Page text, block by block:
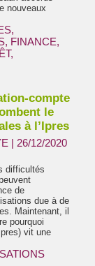
nouveaux
,
, FINANCE,
,
compte
le
à l’Ipres
| 26/12/2020
difficultés
de
due à de
Maintenant, il
pourquoi
vit une